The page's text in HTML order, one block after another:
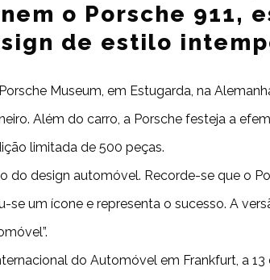
o Porsche 911,
de estilo
Museum, em Estugarda, na
Além do carro, a Porsche festeja a
limitada de 500 peças.
do design automóvel. Recorde-se que o
um ícone e representa o sucesso. A
do Automóvel em Frankfurt, a